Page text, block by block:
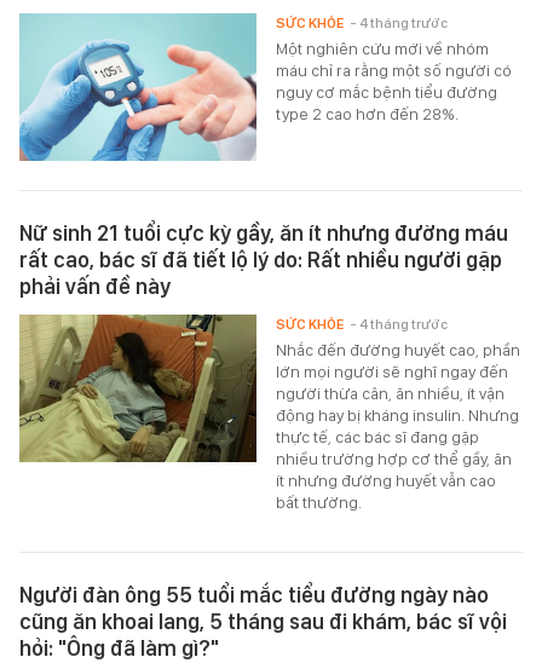
Một nghiên cứu mới về nhóm
máu chỉ ra rằng một số người có
nguy cơ mắc bệnh tiểu đường
type 2 cao hơn đến 28%.
SỨC KHỎE - 4 tháng trước
Nữ sinh 21 tuổi cực kỳ gầy, ăn ít nhưng đường máu
rất cao, bác sĩ đã tiết lộ lý do: Rất nhiều người gặp
phải vấn đề này
Nhắc đến đường huyết cao, phần
lớn mọi người sẽ nghĩ ngay đến
người thừa cân, ăn nhiều, ít vận
động hay bị kháng insulin. Nhưng
thực tế, các bác sĩ đang gặp
nhiều trường hợp cơ thể gầy, ăn
ít nhưng đường huyết vẫn cao
bất thường.
SỨC KHỎE - 4 tháng trước
Người đàn ông 55 tuổi mắc tiểu đường ngày nào
cũng ăn khoai lang, 5 tháng sau đi khám, bác sĩ vội
hỏi: "Ông đã làm gì?"